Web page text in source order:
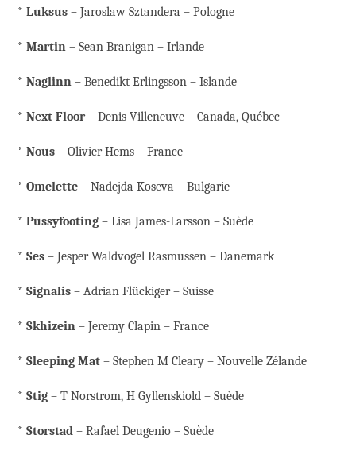
* Luksus – Jaroslaw Sztandera – Pologne
* Martin – Sean Branigan – Irlande
* Naglinn – Benedikt Erlingsson – Islande
* Next Floor– Denis Villeneuve – Canada, Québec
* Nous – Olivier Hems – France
* Omelette – Nadejda Koseva – Bulgarie
* Pussyfooting – Lisa James-Larsson – Suède
* Ses – Jesper Waldvogel Rasmussen – Danemark
* Signalis – Adrian Flückiger – Suisse
* Skhizein – Jeremy Clapin – France
* Sleeping Mat – Stephen M Cleary – Nouvelle Zélande
* Stig – T Norstrom, H Gyllenskiold – Suède
* Storstad – Rafael Deugenio – Suède